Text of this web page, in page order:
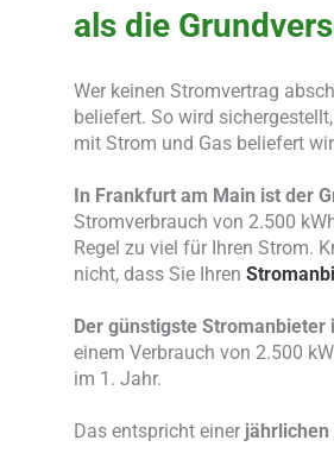
als die
Wer keinen Stromvertrag
beliefert. So wird
mit Strom und Gas beliefert
In Frankfurt am Main ist der
Stromverbrauch von 2.500
Regel zu viel für Ihren Strom.
nicht, dass Sie Ihren
Der günstigste
einem Verbrauch von 2.500
im 1. Jahr.
Das entspricht einer jährlichen